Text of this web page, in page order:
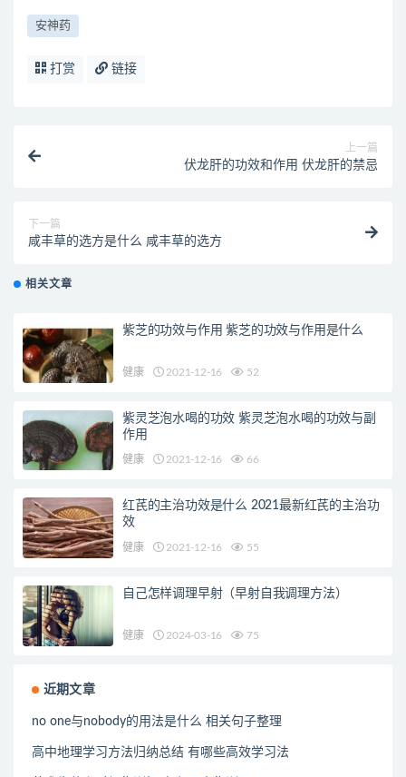
安神药
打赏 链接
上一篇
伏龙肝的功效和作用 伏龙肝的禁忌
下一篇
咸丰草的选方是什么 咸丰草的选方
相关文章
紫芝的功效与作用 紫芝的功效与作用是什么
健康 2021-12-16 52
紫灵芝泡水喝的功效 紫灵芝泡水喝的功效与副
作用
健康 2021-12-16 66
红芪的主治功效是什么 2021最新红芪的主治功
效
健康 2021-12-16 55
自己怎样调理早射（早射自我调理方法）
健康 2024-03-16 75
近期文章
no one与nobody的用法是什么 相关句子整理
高中地理学习方法归纳总结 有哪些高效学习法